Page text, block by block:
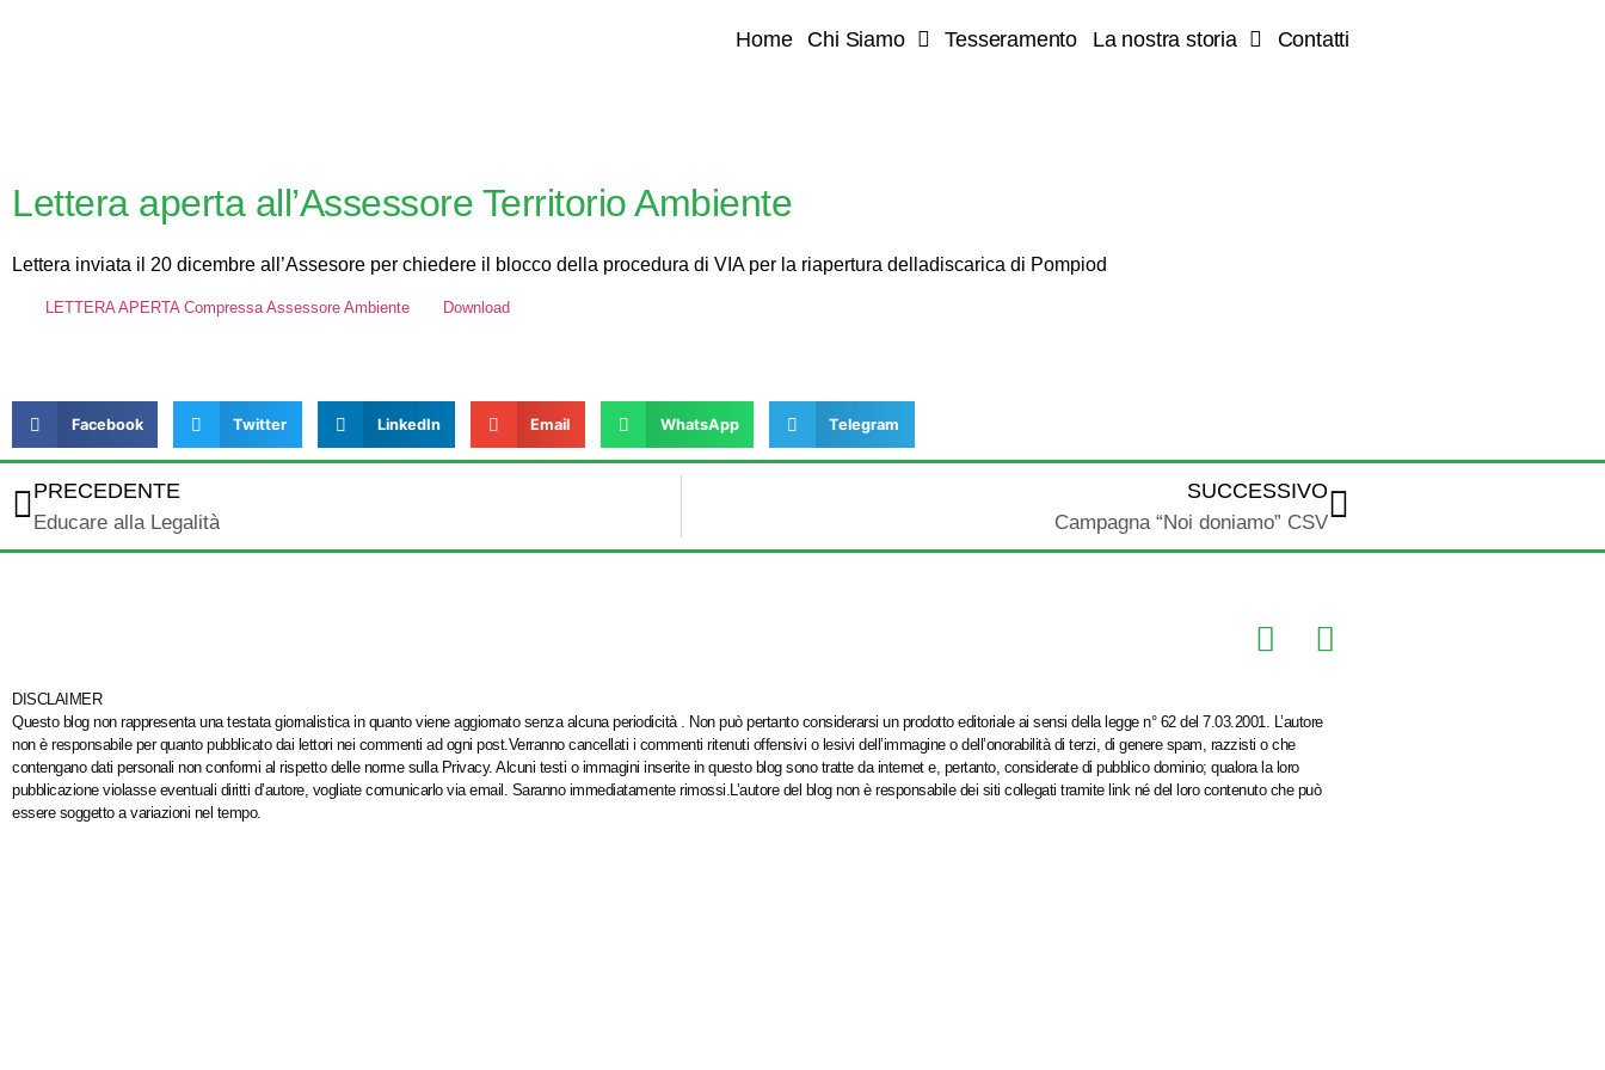
Home Chi Siamo Tesseramento La nostra storia Contatti
Lettera aperta all’Assessore Territorio Ambiente
Lettera inviata il 20 dicembre all’Assesore per chiedere il blocco della procedura di VIA per la riapertura delladiscarica di Pompiod
LETTERA APERTA Compressa Assessore Ambiente Download
Facebook Twitter LinkedIn Email WhatsApp Telegram
PRECEDENTE
Educare alla Legalità
SUCCESSIVO
Campagna “Noi doniamo” CSV
DISCLAIMER
Questo blog non rappresenta una testata giornalistica in quanto viene aggiornato senza alcuna periodicità . Non può pertanto considerarsi un prodotto editoriale ai sensi della legge n° 62 del 7.03.2001. L’autore
non è responsabile per quanto pubblicato dai lettori nei commenti ad ogni post.Verranno cancellati i commenti ritenuti offensivi o lesivi dell’immagine o dell’onorabilità di terzi, di genere spam, razzisti o che
contengano dati personali non conformi al rispetto delle norme sulla Privacy. Alcuni testi o immagini inserite in questo blog sono tratte da internet e, pertanto, considerate di pubblico dominio; qualora la loro
pubblicazione violasse eventuali diritti d’autore, vogliate comunicarlo via email. Saranno immediatamente rimossi.L’autore del blog non è responsabile dei siti collegati tramite link né del loro contenuto che può
essere soggetto a variazioni nel tempo.